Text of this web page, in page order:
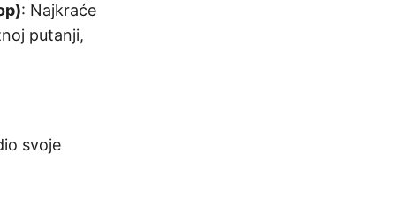
: Najkraće
putanji,
svoje